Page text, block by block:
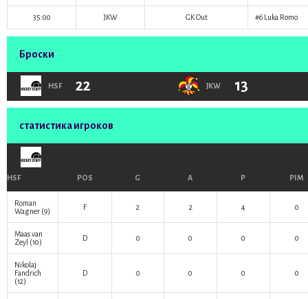
35:00 JKW GK Out #6 Luka Romo
Броски
HSF 22 JKW 13
статистика игроков
HSF POS G A P PIM
Roman
Wagner (9) F 2 2 4 0
Maas van
Zeyl (10) D 0 0 0 0
Nikolaj
Fandrich
(12)
D 0 0 0 0